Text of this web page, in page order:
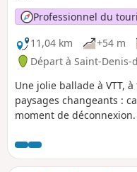
Professionnel du
11,04 km
+54 m
Départ à Saint-Denis-
Une jolie ballade à VTT,
paysages changeants :
moment de
ou encore du collège